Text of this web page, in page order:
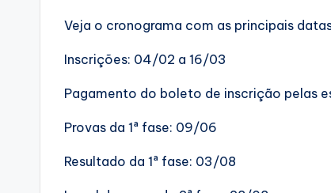
Veja o cronograma com as principais
Inscrições: 04/02 a 16/03
Pagamento do boleto de inscrição pelas
Provas da 1ª fase: 09/06
Resultado da 1ª fase: 03/08